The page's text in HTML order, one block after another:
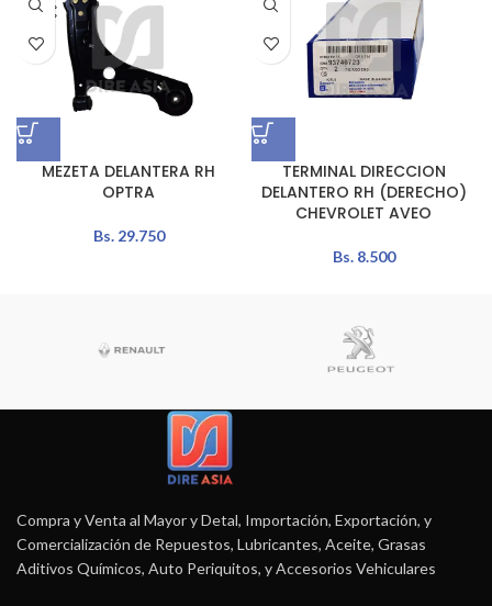
MEZETA DELANTERA RH
OPTRA
Bs.29.750
TERMINAL DIRECCION
DELANTERO RH (DERECHO)
CHEVROLET AVEO
Bs.8.500
Compra y Venta al Mayor y Detal, Importación, Exportación, y
Comercialización de Repuestos, Lubricantes, Aceite, Grasas
Aditivos Químicos, Auto Periquitos, y Accesorios Vehiculares